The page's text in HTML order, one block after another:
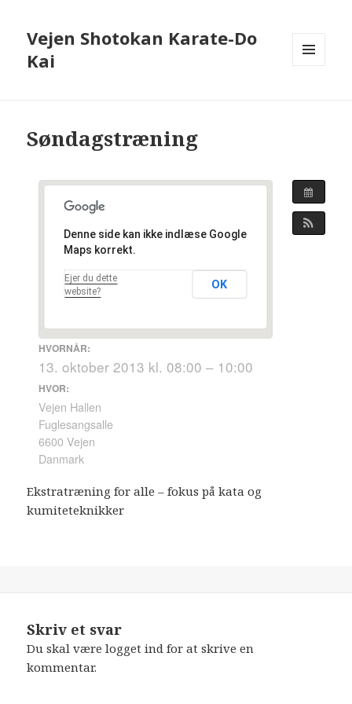
Vejen Shotokan Karate-Do
Kai
Søndagstræning
Denne side kan ikke indlæse Google
Maps korrekt.
Ejer du dette
website?
OK
HVORNÅR:
13. oktober 2013 kl. 08:00 – 10:00
HVOR:
Vejen Hallen
Fuglesangsalle
6600 Vejen
Danmark
Ekstratræning for alle – fokus på kata og
kumiteteknikker
Skriv et svar
Du skal værelogget ind for at skrive en
kommentar.